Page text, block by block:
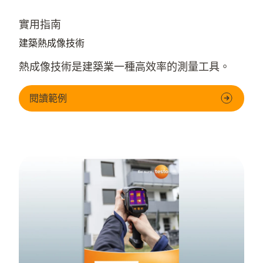
實用指南
建築熱成像技術
熱成像技術是建築業一種高效率的測量工具。
閱讀範例